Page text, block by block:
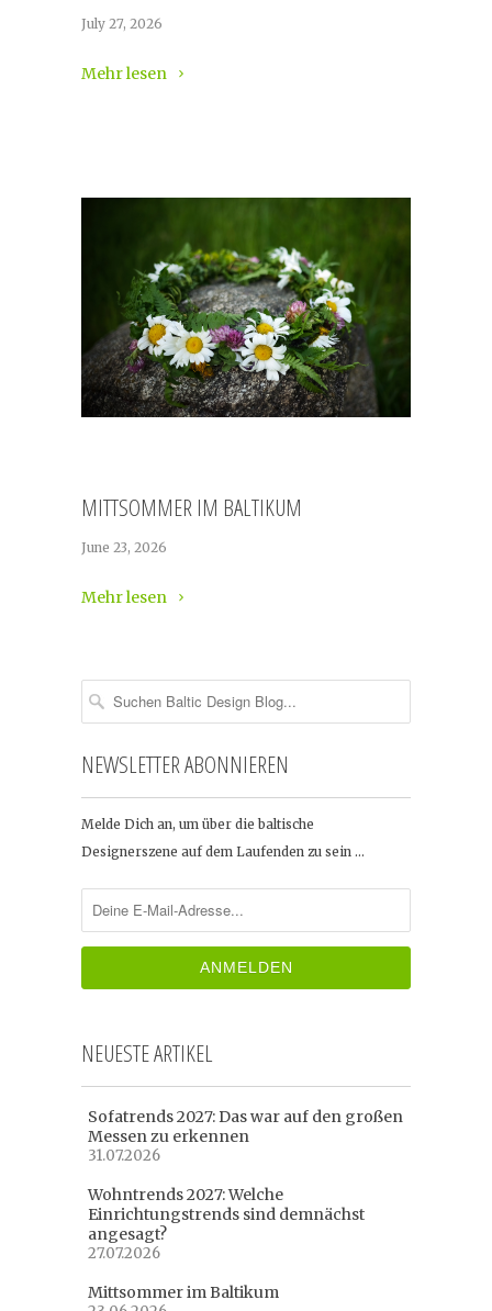
July 27, 2026
Mehr lesen
MITTSOMMER IM BALTIKUM
June 23, 2026
Mehr lesen
NEWSLETTER ABONNIEREN
Melde Dich an, um über die baltische
Designerszene auf dem Laufenden zu sein …
NEUESTE ARTIKEL
Sofatrends 2027: Das war auf den großen
Messen zu erkennen
31.07.2026
Wohntrends 2027: Welche
Einrichtungstrends sind demnächst
angesagt?
27.07.2026
Mittsommer im Baltikum